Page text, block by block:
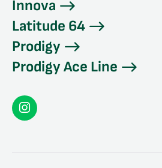
Innova
Latitude 64
Prodigy
Prodigy Ace Line
Seconddisc